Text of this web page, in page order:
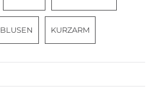
BLUSEN KURZARM